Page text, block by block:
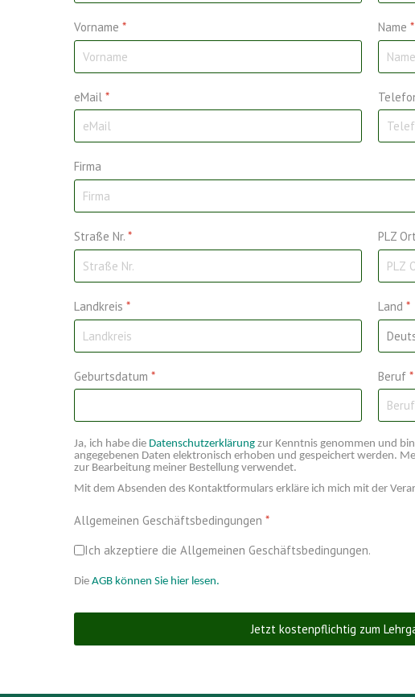
Vorname * Name*
eMail *
Firma
Straße Nr. * PLZ
Landkreis * Land*
Geburtsdatum * Beruf*
Ja, ich habe die Datenschutzerklärung zur Kenntnis genommen und
angegebenen Daten elektronisch erhoben und gespeichert werden.
zur Bearbeitung meiner Bestellung verwendet.
Mit dem Absenden des Kontaktformulars erkläre ich mich mit der
Allgemeinen Geschäftsbedingungen *
Ich akzeptiere die Allgemeinen Geschäftsbedingungen.
Die AGB können Sie hier lesen.
Jetzt kostenpflichtig zum